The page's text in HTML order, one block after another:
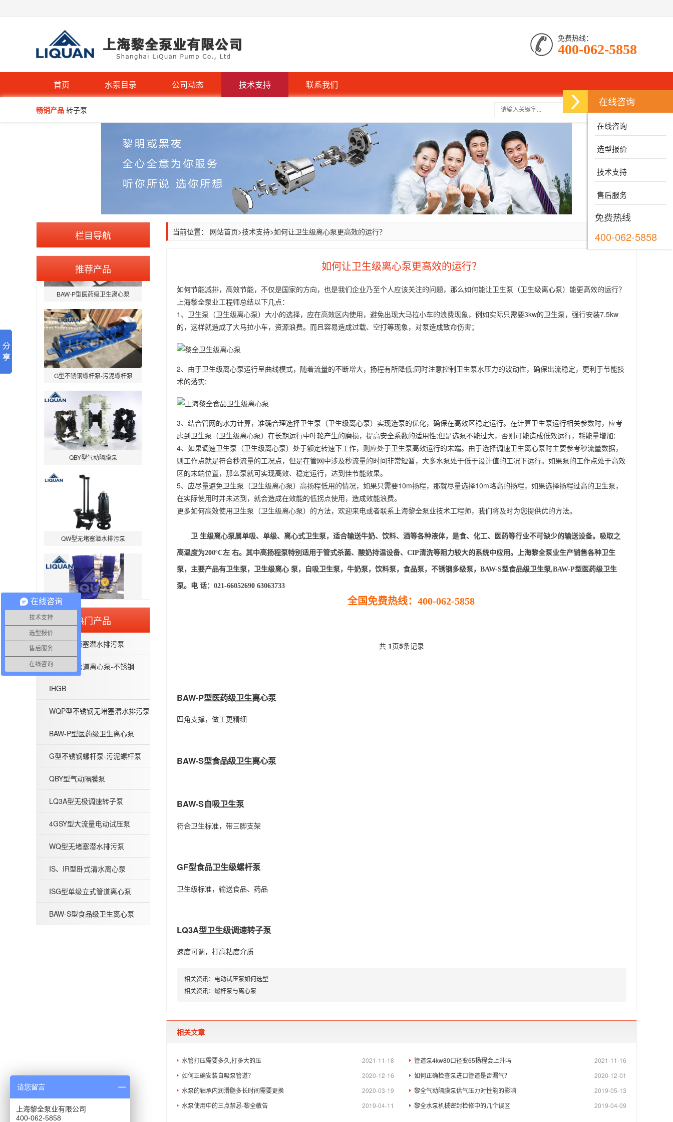
免费热线：
400-062-5858
首页 水泵目录 公司动态 技术支持 联系我们
畅销产品 转子泵
栏目导航
推荐产品
QW型无堵塞潜水排污泵
IHG立式管道离心泵-不锈钢IHGB
G型不锈钢螺杆泵-污泥螺杆泵
QBY型气动隔膜泵
QW型无堵塞潜水排污泵
IHG立式管道离心泵-不锈钢IHGB
WQP型不锈钢无堵塞潜水排污泵
BAW-P型医药级卫生离心泵
G型不锈钢螺杆泵-污泥螺杆泵
热门产品
QW型无堵塞潜水排污泵
IHG立式管道离心泵-不锈钢
IHGB
WQP型不锈钢无堵塞潜水排污泵
BAW-P型医药级卫生离心泵
G型不锈钢螺杆泵-污泥螺杆泵
QBY型气动隔膜泵
LQ3A型无极调速转子泵
4GSY型大流量电动试压泵
WQ型无堵塞潜水排污泵
IS、IR型卧式清水离心泵
ISG型单级立式管道离心泵
BAW-S型食品级卫生离心泵
当前位置： 网站首页>技术支持>如何让卫生级离心泵更高效的运行？
如何让卫生级离心泵更高效的运行？
如何节能减排，高效节能，不仅是国家的方向，也是我们企业乃至个人应该关注的问题，那么如何能让卫生泵（卫生级离心泵）能更高效的运行？
上海黎全泵业工程师总结以下几点：
1、卫生泵（卫生级离心泵）大小的选择，应在高效区内使用，避免出现大马拉小车的浪费现象，例如实际只需要3kw的卫生泵，强行安装7.5kw
的，这样就造成了大马拉小车，资源浪费。而且容易造成过载、空打等现象，对泵造成致命伤害；
2、由于卫生级离心泵运行呈曲线模式，随着流量的不断增大，扬程有所降低;同时注意控制卫生泵水压力的波动性，确保出流稳定，更利于节能技
术的落实;
3、结合管网的水力计算，准确合理选择卫生泵（卫生级离心泵）实现选泵的优化，确保在高效区稳定运行。在计算卫生泵运行相关参数时，应考
虑到卫生泵（卫生级离心泵）在长期运行中叶轮产生的磨损，提高安全系数的适用性;但是选泵不能过大，否则可能造成低效运行，耗能量增加;
4、如果调速卫生泵（卫生级离心泵）处于额定转速下工作，则应处于卫生泵高效运行的末端。由于选择调速卫生离心泵时主要参考秒流量数据，
则工作点就是符合秒流量的工况点，但是在管网中涉及秒流量的时间非常短暂，大多水泵处于低于设计值的工况下运行。如果泵的工作点处于高效
区的末端位置，那么泵就可实现高效、稳定运行，达到佳节能效果。
5、应尽量避免卫生泵（卫生级离心泵）高扬程低用的情况，如果只需要10m扬程，那就尽量选择10m略高的扬程，如果选择扬程过高的卫生泵，
在实际使用时并未达到，就会造成在效能的低拐点使用，造成效能浪费。
更多如何高效使用卫生泵（卫生级离心泵）的方法，欢迎来电或者联系上海黎全泵业技术工程师，我们将及时为您提供优的方法。
卫 生级离心泵属单吸、单级、离心式卫生泵，适合输送牛奶、饮料、酒等各种液体，是食、化工、医药等行业不可缺少的输送设备。吸取之
高温度为200ºC左 右。其中高扬程泵特别适用于管式杀菌、酸奶持温设备、CIP清洗等阻力较大的系统中应用。上海黎全泵业生产销售各种卫生
泵，主要产品有卫生泵，卫生级离心 泵，自吸卫生泵，牛奶泵，饮料泵，食品泵，不锈钢多级泵，BAW-S型食品级卫生泵,BAW-P型医药级卫生
泵。电 话：021-66052690 63063733
全国免费热线：400-062-5858
共 1页5条记录
BAW-P型医药级卫生离心泵
四角支撑，做工更精细
BAW-S型食品级卫生离心泵
BAW-S自吸卫生泵
符合卫生标准，带三脚支架
GF型食品卫生级螺杆泵
卫生级标准，输送食品、药品
LQ3A型卫生级调速转子泵
速度可调，打高粘度介质
相关资讯： 电动试压泵如何选型
相关资讯： 螺杆泵与离心泵
相关文章
2021-11-18
水管打压需要多久,打多大的压 2021-11-16
管道泵4kw80口径变65扬程会上升吗
2020-12-16
如何正确安装自吸泵管道？ 2020-12-01
如何正确检查泵进口管道是否漏气？
2020-03-19
水泵的轴承内润滑脂多长时间需要更换 2019-05-13
黎全气动隔膜泵供气压力对性能的影响
2019-04-11
水泵使用中的三点禁忌-黎全敬告 2019-04-09
黎全水泵机械密封检修中的几个误区
在线咨询
在线咨询
选型报价
技术支持
售后服务
免费热线
400-062-5858
在线咨询
技术支持
选型报价
售后服务
在线咨询
请您留言
上海黎全泵业有限公司
400-062-5858